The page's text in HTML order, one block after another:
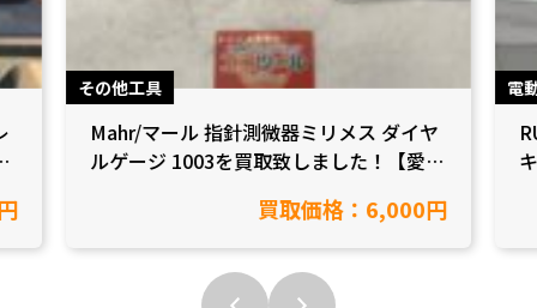
その他工具
Mahr/マール 指針測微器ミリメス ダイヤ
ルゲージ 1003を買取致しました！【愛知
買取価格：6,000円
電